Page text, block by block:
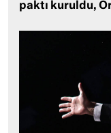
paktı kuruldu,